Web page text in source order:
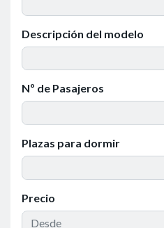
Descripción del modelo
Nº de Pasajeros
Plazas para dormir
Precio